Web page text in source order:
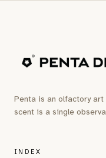
Penta is an olfactory art
scent is a single
INDEX